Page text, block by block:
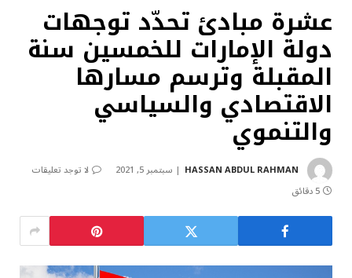
عشرة مبادئ تحدّد توجهات
دولة الإمارات للخمسين سنة
المقبلة وترسم مسارها
الاقتصادي والسياسي
والتنموي
HASSAN ABDUL RAHMAN سبتمبر 5, 2021
لا توجد تعليقات
5 دقائق